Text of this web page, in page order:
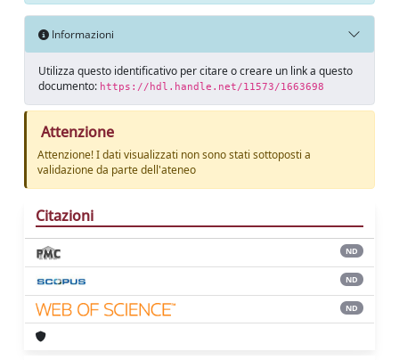
Informazioni
Utilizza questo identificativo per citare o creare un link a questo
documento: https://hdl.handle.net/11573/1663698
Attenzione
Attenzione! I dati visualizzati non sono stati sottoposti a
validazione da parte dell'ateneo
Citazioni
ND
ND
ND